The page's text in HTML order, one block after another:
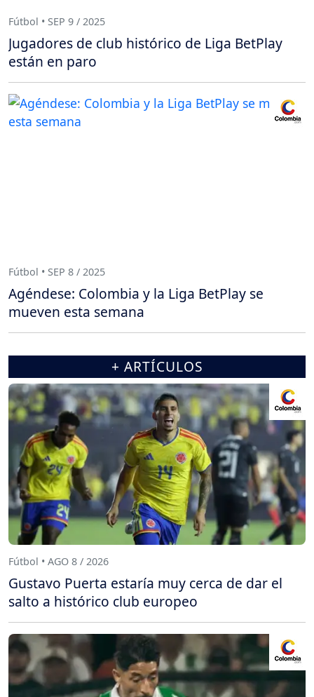
Fútbol • SEP 9 / 2025
Jugadores de club histórico de Liga BetPlay
están en paro
Fútbol • SEP 8 / 2025
Agéndese: Colombia y la Liga BetPlay se
mueven esta semana
+ ARTÍCULOS
Fútbol • AGO 8 / 2026
Gustavo Puerta estaría muy cerca de dar el
salto a histórico club europeo